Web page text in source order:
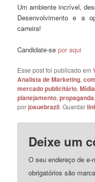
Um ambiente incrível,
Desenvolvimento e a
carreira!
Candidate-sepor aqui
Esse post foi publicado em
Analista de Marketing,
mercado publicitário,Mídia
planejamento,propaganda
porjosuebrazil. Guardar
Deixe um
O seu endereço de e-
obrigatórios são